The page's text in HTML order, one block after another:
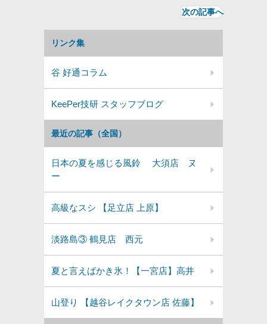
次の記事へ
最近の記事（全国）
日本の夏を感じる風鈴 大須店 ヌ
ー
高級なスシ 【足立店 上原】
淡路島③ 鶴見店 西元
夏と言えばかき氷！【一宮店】高井
山登り 【越谷レイクタウン店 佐藤】
リンク集
谷 好通コラム
KeePer技研 スタッフブログ